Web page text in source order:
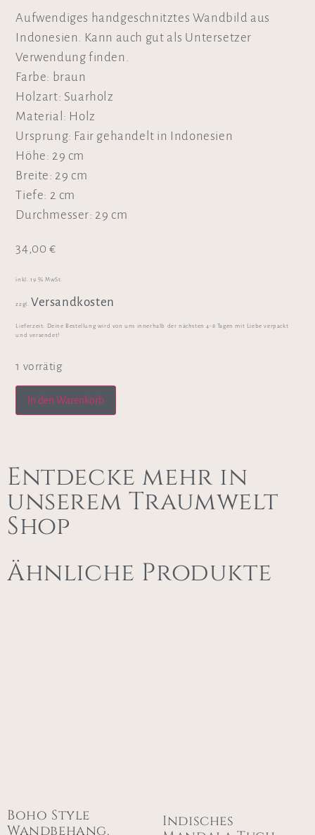
Aufwendiges handgeschnitztes Wandbild aus
Indonesien. Kann auch gut als Untersetzer
Verwendung finden.
Farbe: braun
Holzart: Suarholz
Material: Holz
Ursprung: Fair gehandelt in Indonesien
Höhe: 29 cm
Breite: 29 cm
Tiefe: 2 cm
Durchmesser: 29 cm
34,00 €
inkl. 19 % MwSt.
zzgl. Versandkosten
Lieferzeit:
Deine Bestellung wird von uns innerhalb der nächsten 4-8 Tagen mit Liebe verpackt
und versendet!
1 vorrätig
In den Warenkorb
Entdecke mehr in
unserem Traumwelt
Shop
Ähnliche Produkte
Boho Style
Wandbehang,
Indisches